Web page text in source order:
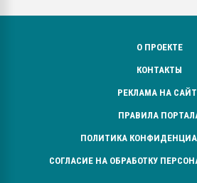
О ПРОЕКТЕ
КОНТАКТЫ
РЕКЛАМА НА
ПРАВИЛА
ПОЛИТИКА
СОГЛАСИЕ НА ОБРАБОТКУ